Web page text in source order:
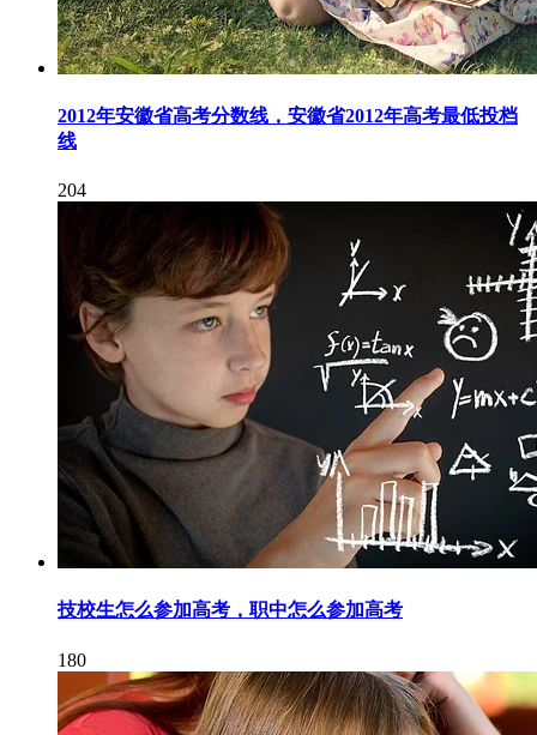
2012年安徽省高考分数线，安徽省2012年高考最低投档
线
204
技校生怎么参加高考，职中怎么参加高考
180